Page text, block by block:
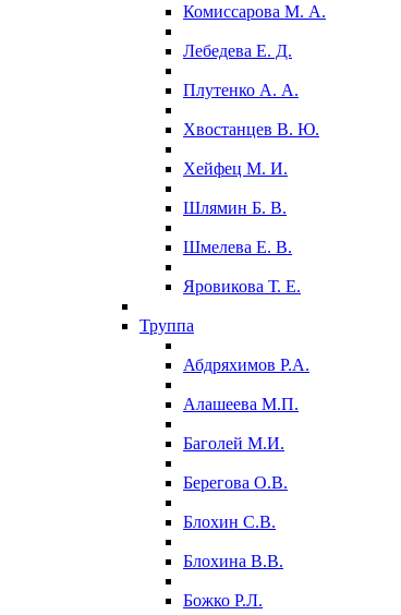
Комиссарова М. А.
Лебедева Е. Д.
Плутенко А. А.
Хвостанцев В. Ю.
Хейфец М. И.
Шлямин Б. В.
Шмелева Е. В.
Яровикова Т. Е.
Труппа
Абдряхимов Р.А.
Алашеева М.П.
Баголей М.И.
Берегова О.В.
Блохин С.В.
Блохина В.В.
Божко Р.Л.